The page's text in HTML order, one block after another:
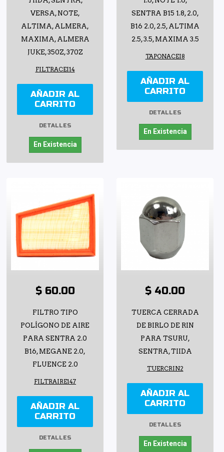
VERSA, NOTE,
ALTIMA, ALMERA,
MAXIMA, ALMERA
JUKE, 350Z, 370Z
FILTRACEI14
AÑADIR AL
CARRITO
DETALLES
En Existencia
SENTRA B15 1.8, 2.0,
B16 2.0, 2.5, ALTIMA
2.5, 3.5, MAXIMA 3.5
TAPONACEI8
AÑADIR AL
CARRITO
DETALLES
En Existencia
$ 60.00
FILTRO TIPO
POLÍGONO DE AIRE
PARA SENTRA 2.0
B16, MEGANE 2.0,
FLUENCE 2.0
FILTRAIRE147
AÑADIR AL
CARRITO
DETALLES
$ 40.00
TUERCA CERRADA
DE BIRLO DE RIN
PARA TSURU,
SENTRA, TIIDA
TUERCRIN2
AÑADIR AL
CARRITO
DETALLES
En Existencia